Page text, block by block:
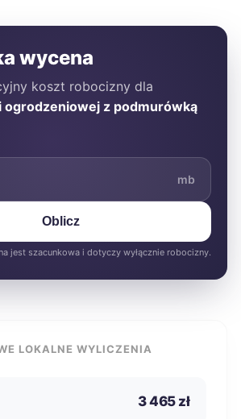
wycena
koszt robocizny dla
ogrodzeniowej z podmurówką
mb
Oblicz
jest szacunkowa i dotyczy wyłącznie robocizny.
LOKALNE WYLICZENIA
3 465 zł